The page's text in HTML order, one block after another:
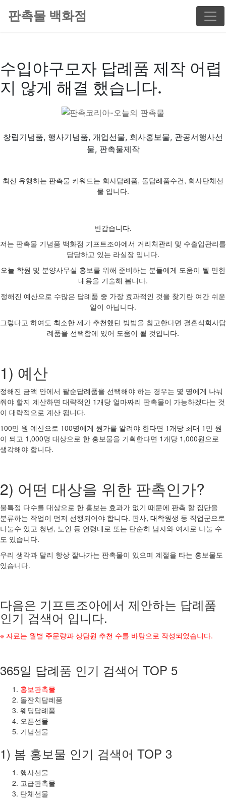
판촉물 백화점
수입야구모자 답례품 제작 어렵
지 않게 해결 했습니다.
창립기념품, 행사기념품, 개업선물, 회사홍보물, 관공서행사선
물, 판촉물제작
최신 유행하는 판촉물 키워드는 회사답례품, 돌답례품수건, 회사단체선
물 입니다.
반갑습니다.
저는 판촉물 기념품 백화점 기프트조아에서 거리처관리 및 수출입관리를
담당하고 있는 라실장 입니다.
오늘 학원 및 분양사무실 홍보를 위해 준비하는 분들에게 도움이 될 만한
내용을 기술해 봅니다.
정해진 예산으로 수많은 답례품 중 가장 효과적인 것을 찾기란 여간 쉬운
일이 아닙니다.
그렇다고 하여도 최소한 제가 추천했던 방법을 참고한다면 결혼식회사답
례품을 선택함에 있어 도움이 될 것입니다.
1) 예산
정해진 금액 안에서 팔순답례품을 선택해야 하는 경우는 몇 명에게 나눠
줘야 할지 계산하면 대략적인 1개당 얼마짜리 판촉물이 가능하겠다는 것
이 대략적으로 계산 됩니다.
100만 원 예산으로 100명에게 뭔가를 알려야 한다면 1개당 최대 1만 원
이 되고 1,000명 대상으로 한 홍보물을 기획한다면 1개당 1,000원으로
생각해야 합니다.
2) 어떤 대상을 위한 판촉인가?
불특정 다수를 대상으로 한 홍보는 효과가 없기 때문에 판촉 할 집단을
분류하는 작업이 먼저 선행되어야 합니다. 판사, 대학원생 등 직업군으로
나눌수 있고 청년, 노인 등 연령대로 또는 단순히 남자와 여자로 나눌 수
도 있습니다.
우리 생각과 달리 항상 잘나가는 판촉물이 있으며 계절을 타는 홍보물도
있습니다.
다음은 기프트조아에서 제안하는 답례품
인기 검색어 입니다.
※ 자료는 월별 주문량과 상담원 추천 수를 바탕으로 작성되었습니다.
365일 답례품 인기 검색어 TOP 5
홍보판촉물
돌잔치답례품
웨딩답례품
오픈선물
기념선물
1) 봄 홍보물 인기 검색어 TOP 3
행사선물
고급판촉물
단체선물